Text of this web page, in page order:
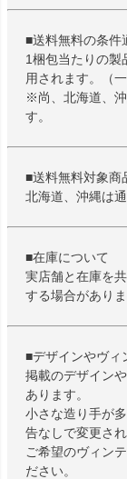
■送料無料の条件
1梱包当たりの製
用されます。（
※尚、北海道、
す。
■送料無料対象商
北海道、沖縄は
■在庫について
実店舗と在庫を
する場合がありま
■デザインやヴィ
掲載のデザイン
あります。
小さな造り手が
告なしで変更さ
ご希望のヴィン
ださい。